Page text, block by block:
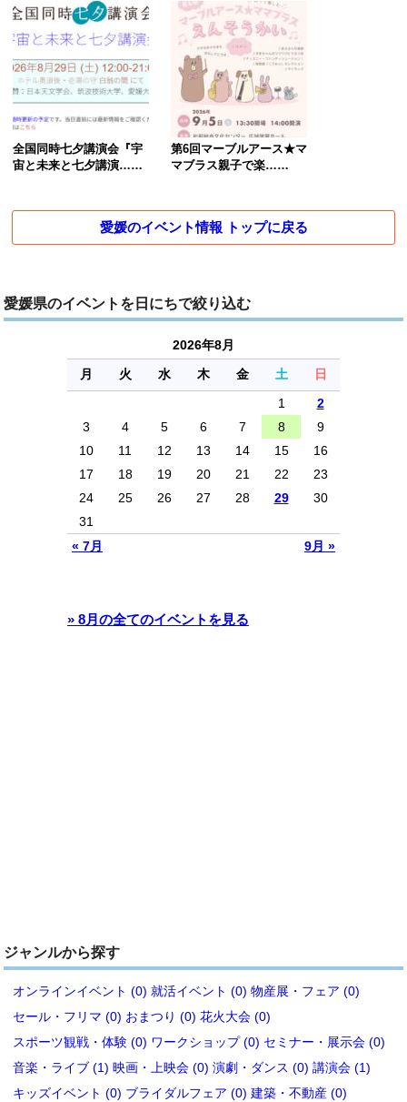
全国同時七夕講演会『宇
宙と未来と七夕講演……
第6回マーブルアース★マ
マブラス親子で楽……
愛媛のイベント情報 トップに戻る
愛媛県のイベントを日にちで絞り込む
2026年8月
月
火 水 木 金 土 日
« 7月 9月 »
1
2
3
4 5 6 7 8
9
10
11 12 13 14 15
16
17
18 19 20 21 22
23
24
25 26 27 28 29
30
31
» 8月の全てのイベントを見る
ジャンルから探す
オンラインイベント (0) 就活イベント (0) 物産展・フェア (0)
セール・フリマ (0) おまつり (0) 花火大会 (0)
スポーツ観戦・体験 (0) ワークショップ (0) セミナー・展示会 (0)
音楽・ライブ (1) 映画・上映会 (0) 演劇・ダンス (0) 講演会 (1)
キッズイベント (0) ブライダルフェア (0) 建築・不動産 (0)